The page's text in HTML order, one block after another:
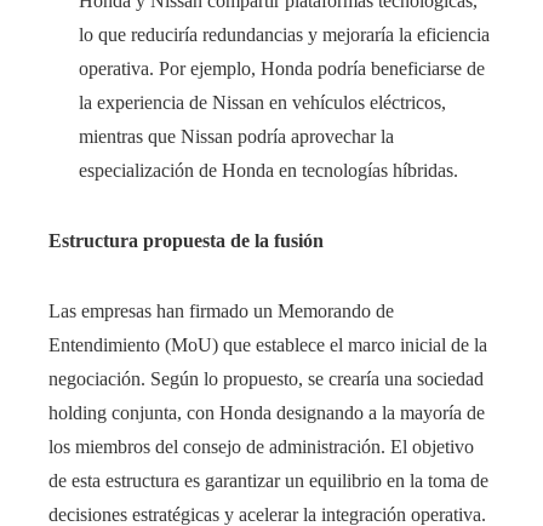
lo que reduciría redundancias y mejoraría la eficiencia
operativa. Por ejemplo, Honda podría beneficiarse de
la experiencia de Nissan en vehículos eléctricos,
mientras que Nissan podría aprovechar la
especialización de Honda en tecnologías híbridas.
Estructura propuesta de la fusión
Las empresas han firmado un Memorando de
Entendimiento (MoU) que establece el marco inicial de la
negociación. Según lo propuesto, se crearía una sociedad
holding conjunta, con Honda designando a la mayoría de
los miembros del consejo de administración. El objetivo
de esta estructura es garantizar un equilibrio en la toma de
decisiones estratégicas y acelerar la integración operativa.